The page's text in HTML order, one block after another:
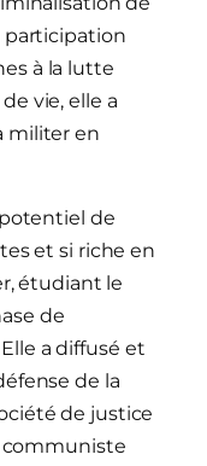
participation
à la lutte
vie, elle a
militer en
potentiel de
et si riche en
étudiant le
de
a diffusé et
de la
de justice
communiste